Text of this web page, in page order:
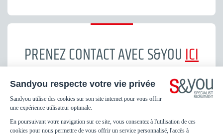
PRENEZ CONTACT AVEC S&YOUICI
Footer
menu
Mentions légales
Protection des Données